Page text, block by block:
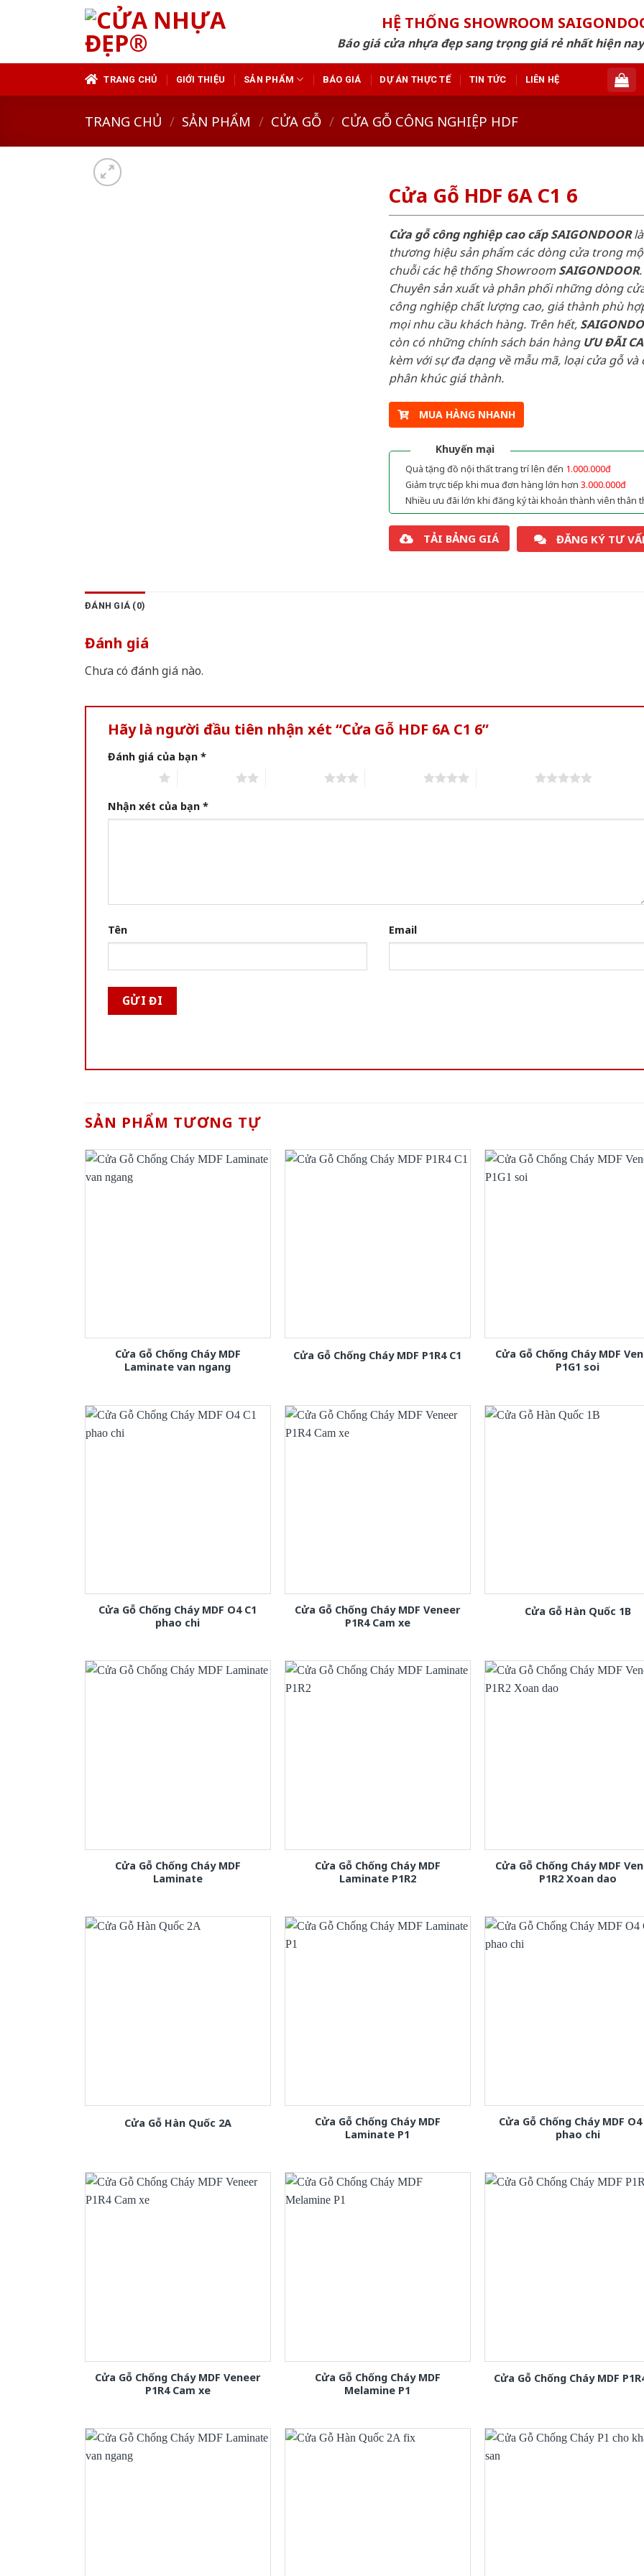
HỆ THỐNG SHOWROOM
Báo giá cửa nhựa đẹp sang trọng giá rẻ nhất hiện nay
TRANG CHỦ GIỚI THIỆU SẢN PHẨM BÁO GIÁ DỰ ÁN THỰC TẾ TIN TỨC LIÊN HỆ
TRANG CHỦ / SẢN PHẨM / CỬA GỖ / CỬA GỖ CÔNG NGHIỆP HDF
Cửa Gỗ HDF 6A C1 6
Cửa gỗ công nghiệp cao cấp SAIGONDOORlà
thương hiệu sản phẩm các dòng cửa trong
chuỗi các hệ thống ShowroomSAIGONDOOR.
Chuyên sản xuất và phân phối những dòng
công nghiệp chất lượng cao, giá thành phù
mọi nhu cầu khách hàng. Trên hết,
còn có những chính sách bán hàng ƯU ĐÃI
kèm với sự đa dạng về mẫu mã, loại cửa gỗ và
phân khúc giá thành.
MUA HÀNG NHANH
Khuyến mại
Quà tặng đồ nội thất trang trí lên đến 1.000.000đ
Giảm trực tiếp khi mua đơn hàng lớn hơn 3.000.000đ
Nhiều ưu đãi lớn khi đăng ký tài khoản thành viên thân
TẢI BẢNG GIÁ ĐĂNG KÝ TƯ
ĐÁNH GIÁ (0)
Đánh giá
Chưa có đánh giá nào.
Hãy là người đầu tiên nhận xét “Cửa Gỗ HDF 6A C1 6”
Đánh giá của bạn *
Nhận xét của bạn *
Tên Email
SẢN PHẨM TƯƠNG TỰ
Cửa Gỗ Chống Cháy MDF
Laminate van ngang
Cửa Gỗ Chống Cháy MDF P1R4 C1
Cửa Gỗ Chống Cháy MDF
P1G1 soi
Cửa Gỗ Chống Cháy MDF O4 C1
phao chi
Cửa Gỗ Chống Cháy MDF Veneer
P1R4 Cam xe
Cửa Gỗ Hàn Quốc 1B
Cửa Gỗ Chống Cháy MDF
Laminate
Cửa Gỗ Chống Cháy MDF
Laminate P1R2
Cửa Gỗ Chống Cháy MDF
P1R2 Xoan dao
Cửa Gỗ Hàn Quốc 2A
Cửa Gỗ Chống Cháy MDF
Laminate P1
Cửa Gỗ Chống Cháy MDF O4
phao chi
Cửa Gỗ Chống Cháy MDF Veneer
P1R4 Cam xe
Cửa Gỗ Chống Cháy MDF
Melamine P1
Cửa Gỗ Chống Cháy MDF